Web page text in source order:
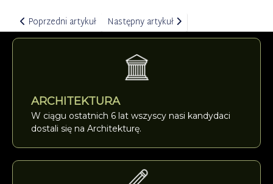
Poprzedni artykuł: PLENER artystyczny + POSTAĆ dla
Poprzedni artykuł Następny artykuł: Ferie artystyczne dla
Następny artykuł
ARCHITEKTURA
W ciągu ostatnich 6 lat wszyscy nasi kandydaci
dostali się na Architekturę.